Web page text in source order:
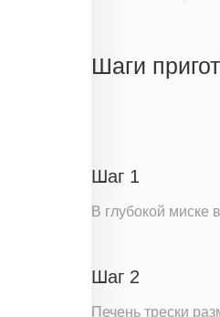
Белки
Витамин С
Шаги
Шаг 1
В глубокой миске
Шаг 2
Печень трески